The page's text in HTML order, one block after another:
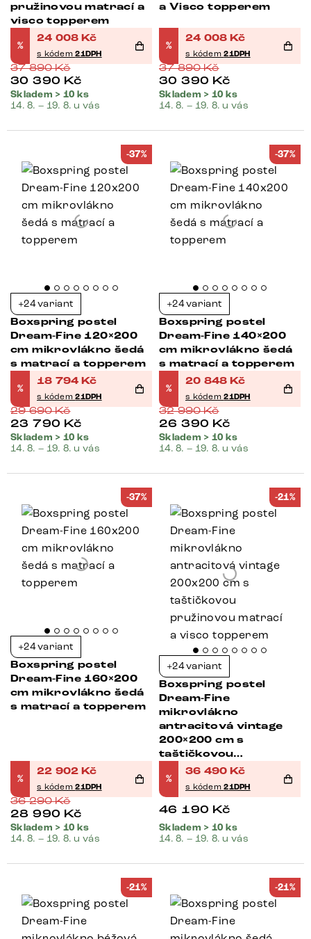
pružinovou matrací a
visco topperem
%
24 008 Kč
s kódem21DPH
37 890Kč
30 390 Kč
Skladem > 10 ks
14. 8. – 19. 8. u vás
a Visco topperem
%
24 008 Kč
s kódem21DPH
37 890Kč
30 390 Kč
Skladem > 10 ks
14. 8. – 19. 8. u vás
-37%
+24 variant
Boxspring postel
Dream-Fine 120×200
cm mikrovlákno šedá
s matrací a topperem
%
18 794 Kč
s kódem21DPH
29 690Kč
23 790 Kč
Skladem > 10 ks
14. 8. – 19. 8. u vás
-37%
+24 variant
Boxspring postel
Dream-Fine 140×200
cm mikrovlákno šedá
s matrací a topperem
%
20 848 Kč
s kódem21DPH
32 990Kč
26 390 Kč
Skladem > 10 ks
14. 8. – 19. 8. u vás
-37%
+24 variant
Boxspring postel
Dream-Fine 160×200
cm mikrovlákno šedá
s matrací a topperem
%
22 902 Kč
s kódem21DPH
36 290Kč
28 990 Kč
Skladem > 10 ks
14. 8. – 19. 8. u vás
-21%
+24 variant
Boxspring postel
Dream-Fine
mikrovlákno
antracitová vintage
200×200 cm s
taštičkovou
pružinovou matrací a
visco topperem
%
36 490 Kč
s kódem21DPH
46 190 Kč
Skladem > 10 ks
14. 8. – 19. 8. u vás
-21% -21%